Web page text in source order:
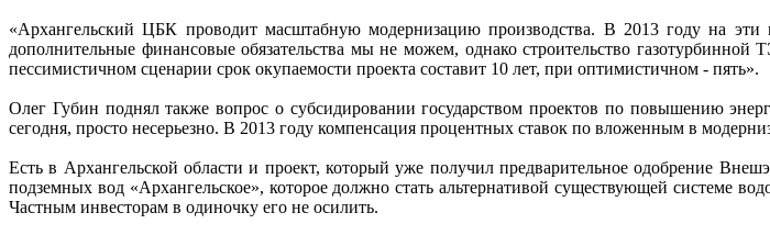
«Архангельский ЦБК проводит масштабную модернизацию производства. В 2013 году на
дополнительные финансовые обязательства мы не можем, однако строительство
пессимистичном сценарии срок окупаемости проекта составит 10 лет, при оптимистичном - пять».
Олег Губин поднял также вопрос о субсидировании государством проектов по повышению
сегодня, просто несерьезно. В 2013 году компенсация процентных ставок по вложенным в
Есть в Архангельской области и проект, который уже получил предварительное одобрение
подземных вод «Архангельское», которое должно стать альтернативой существующей системе
Частным инвесторам в одиночку его не осилить.